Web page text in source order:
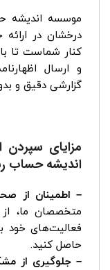
درخشان در ارائه
کنار شماست تا
و ارسال
گزارشی دقیق و
مزایای سپردن
اندیشه حساب
– اطمینان از
متخصصان ما،
فعالیت‌های خود
حاصل کنید.
– جلوگیری از